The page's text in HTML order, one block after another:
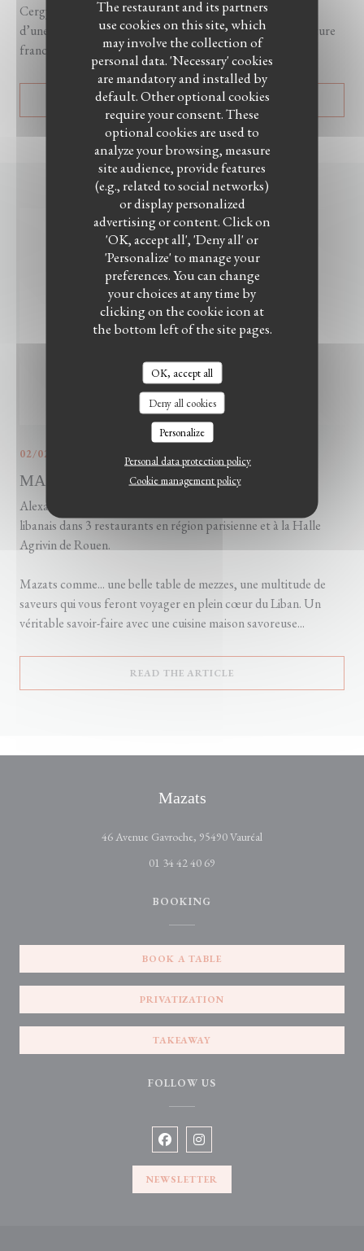
The restaurant and its partners
use cookies on this site, which
may involve the collection of
personal data. 'Necessary' cookies
are mandatory and installed by
default. Other optional cookies
require your consent. These
optional cookies are used to
analyze your browsing, measure
site audience, provide features
(e.g., related to social networks)
or display personalized
advertising or content. Click on
'OK, accept all', 'Deny all' or
'Personalize' to manage your
preferences. You can change
your choices at any time by
clicking on the cookie icon at
the bottom left of the site pages.
OK, accept all
Deny all cookies
Personalize
Personal data protection policy
Cookie management policy
Cergy-Pontoise (Val-d’Oise), des efforts et de l’imagination
d’une fratrie avec leurs parents. La famille Dandan, de culture
franco-libanaise, est originaire de Vauréal (Val-d’Oise)...
READ THE ARTICLE((OPENS IN A NEW
MAZATS : Cuisine libanaise
02/02/2022
Alexandre franco libanais propose des plats typiquement
libanais dans 3 restaurants en région parisienne et à la Halle
Agrivin de Rouen.
Mazats comme... une belle table de mezzes, une multitude de
saveurs qui vous feront voyager en plein cœur du Liban. Un
véritable savoir-faire avec une cuisine maison savoreuse...
READ THE ARTICLE
Mazats
46 Avenue Gavroche, 95490 Vauréal
01 34 42 40 69
BOOKING
BOOK A TABLE
PRIVATIZATION
TAKEAWAY
FOLLOW US
Facebook ((opens in a new window))
Instagram ((opens in a new
NEWSLETTER